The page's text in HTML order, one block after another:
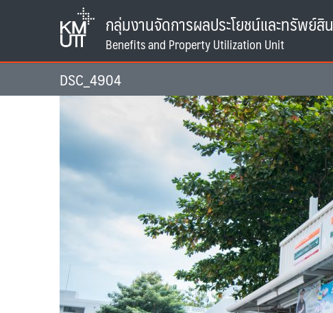
กลุ่มงานจัดการผลประโยชน์และทรัพย์สิน
DSC_4904